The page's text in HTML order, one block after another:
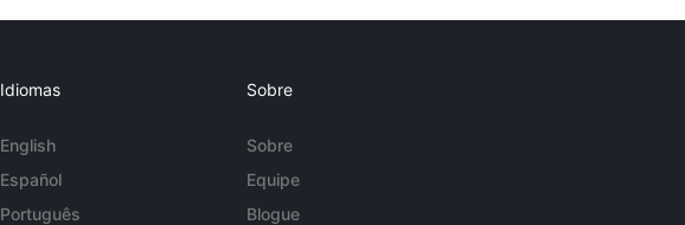
Idiomas
English
Español
Português
Sobre
Sobre
Equipe
Blogue